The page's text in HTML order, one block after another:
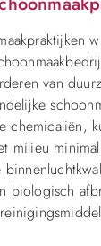
van
chemicaliën,
milieu
biologisch